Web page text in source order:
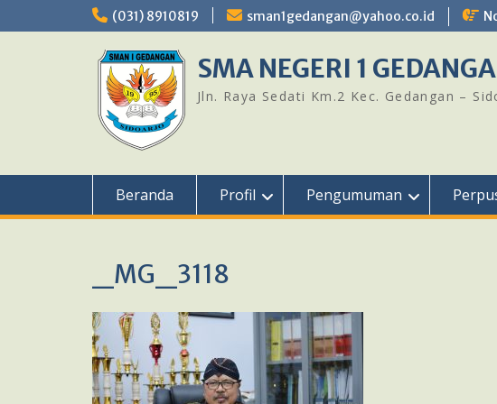
to
(031) 8910819 sman1gedangan@yahoo.co.id
SMA NEGERI 1
Jln. Raya Sedati Km.2 Kec. Gedangan –
Beranda Profil Pengumuman
_MG_3118